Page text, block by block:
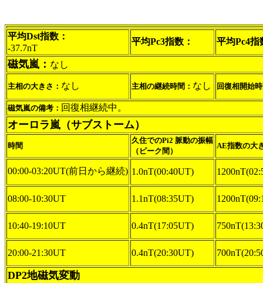
平均Dst指数：
-37.7nT
平均Pc3指数： 平均Pc4指
磁気嵐： なし
主相の大きさ： なし 主相の継続時間： なし 回復相開始
磁気嵐の備考： 回復相継続中。
オーロラ嵐（サブストーム）
時間
久住でのPi2 脈動の振幅
（ピーク間）
AE指数の大
00:00-03:20UT(前日から継続) 1.0nT(00:40UT)
08:00-10:30UT 1.1nT(08:35UT)
10:40-19:10UT 0.4nT(17:05UT)
20:00-21:30UT 0.4nT(20:30UT)
DP2地磁気変動